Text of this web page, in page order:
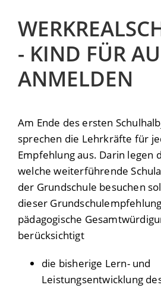
- KIND FÜR
ANMELDEN
Am Ende des ersten
sprechen die Lehrkräfte für
Empfehlung aus. Darin legen
welche weiterführende
der Grundschule besuchen
dieser
pädagogische
berücksichtigt
die bisherige Lern- und
Leistungsentwicklung